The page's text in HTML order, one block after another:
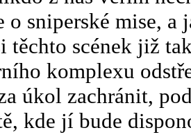
o sniperské mise,
těchto scének již
komplexu
úkol zachránit,
kde jí bude